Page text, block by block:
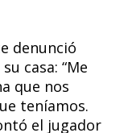
denunció
casa: “Me
que nos
teníamos.
el jugador